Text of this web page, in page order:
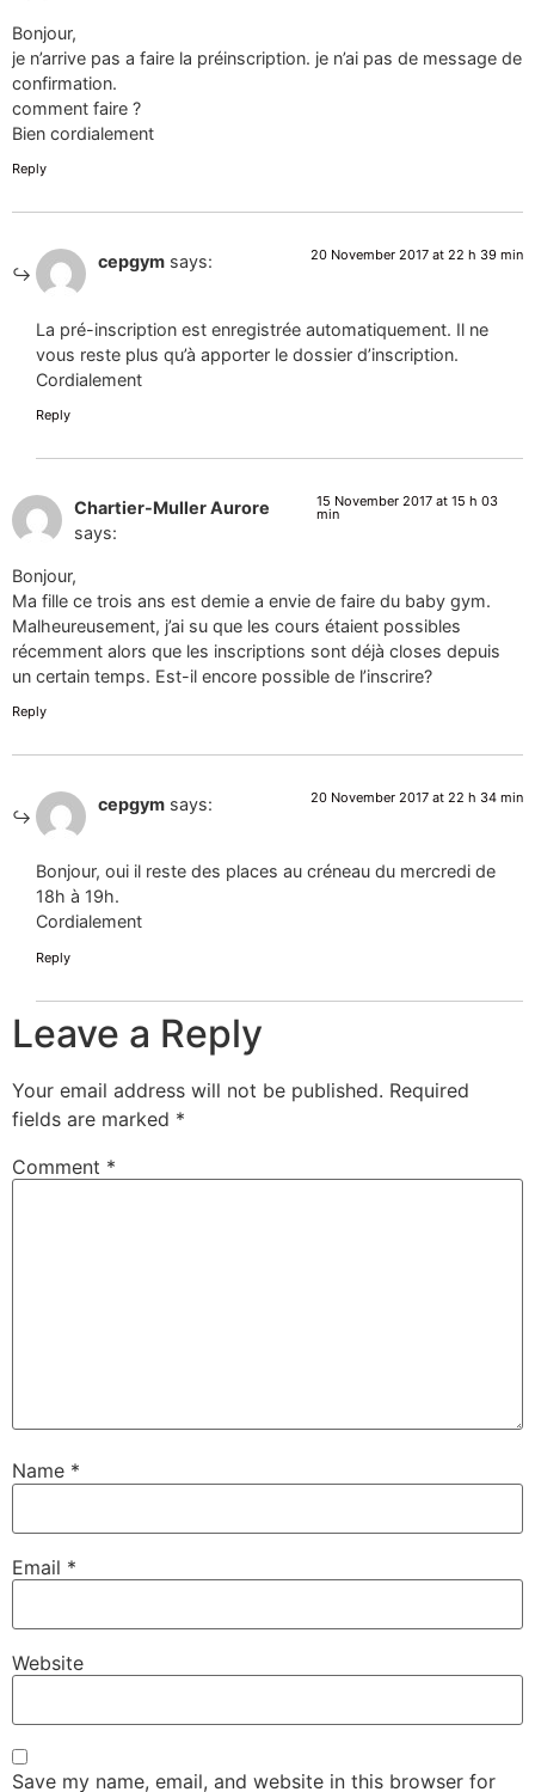
Bonjour,
je n’arrive pas a faire la préinscription. je n’ai pas de message de
confirmation.
comment faire ?
Bien cordialement
Reply
cepgym says: 20 November 2017 at 22 h 39 min
La pré-inscription est enregistrée automatiquement. Il ne
vous reste plus qu’à apporter le dossier d’inscription.
Cordialement
Reply
Chartier-Muller Aurore
says:
15 November 2017 at 15 h 03
min
Bonjour,
Ma fille ce trois ans est demie a envie de faire du baby gym.
Malheureusement, j’ai su que les cours étaient possibles
récemment alors que les inscriptions sont déjà closes depuis
un certain temps. Est-il encore possible de l’inscrire?
Reply
cepgym says: 20 November 2017 at 22 h 34 min
Bonjour, oui il reste des places au créneau du mercredi de
18h à 19h.
Cordialement
Reply
Leave a Reply
Your email address will not be published. Required
fields are marked *
Comment *
Name *
Email *
Website
Save my name, email, and website in this browser for